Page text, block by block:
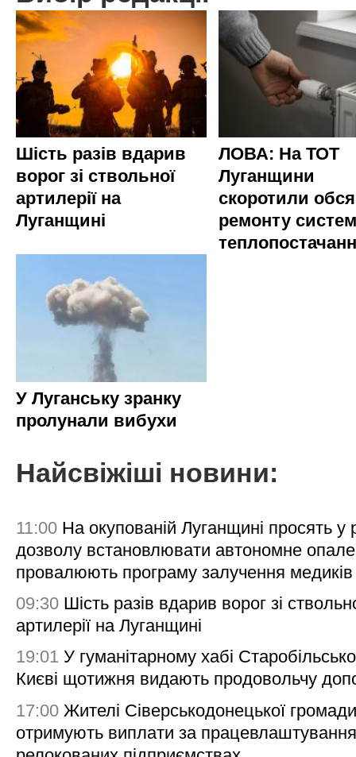
Шість разів вдарив
ворог зі ствольної
артилерії на
Луганщині
ЛОВА: На ТОТ
Луганщини
скоротили
ремонту
У Луганську зранку
пролунали вибухи
Найсвіжіші новини:
11:00 На окупованій Луганщині просять у
дозволу встановлювати автономне
провалюють програму залучення медиків
09:30 Шість разів вдарив ворог зі
артилерії на Луганщині
19:01 У гуманітарному хабі
Києві щотижня видають продовольчу
17:00 Жителі Сіверськодонецької
отримують виплати за